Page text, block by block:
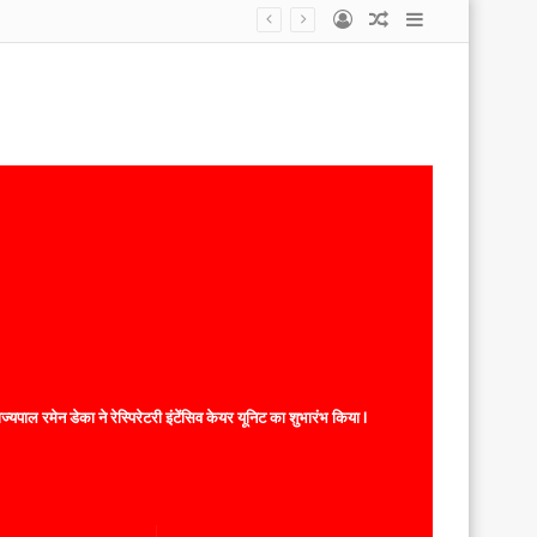
Sidebar
Random
Log
रमेन डेका ने रेस्पिरेटरी इंटेंसिव केयर यूनिट का शुभारंभ किया l